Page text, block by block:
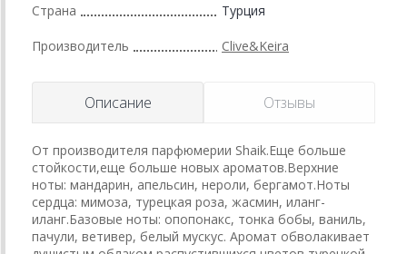
Страна Турция
Производитель Clive&Keira
Описание Отзывы
От производителя парфюмерии Shaik.Еще больше
стойкости,еще больше новых ароматов.Верхние
ноты: мандарин, апельсин, нероли, бергамот.Ноты
сердца: мимоза, турецкая роза, жасмин, иланг-
иланг.Базовые ноты: опопонакс, тонка бобы, ваниль,
пачули, ветивер, белый мускус. Аромат обволакивает